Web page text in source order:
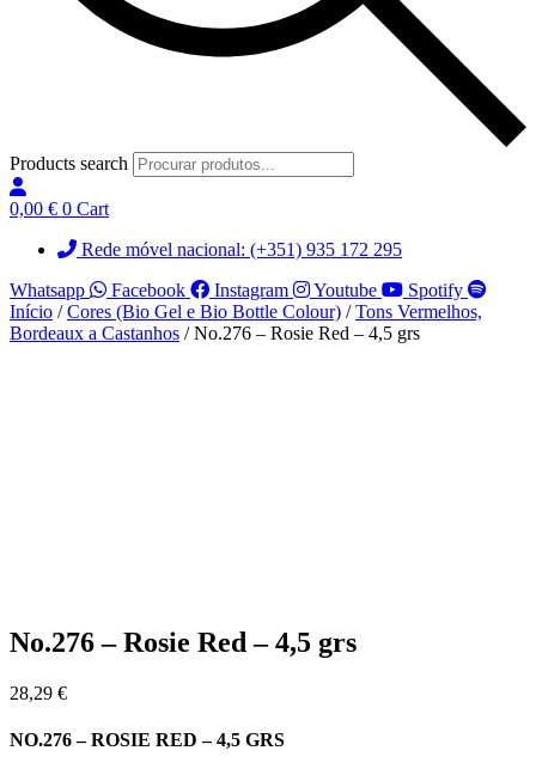
Products search
0,00 € 0 Cart
Rede móvel nacional: (+351) 935 172 295
Whatsapp
Facebook Instagram Youtube
Spotify
Início /Cores (Bio Gel e Bio Bottle Colour) /Tons Vermelhos,
Bordeaux a Castanhos / No.276 – Rosie Red – 4,5 grs
No.276 – Rosie Red – 4,5 grs
28,29 €
NO.276 – ROSIE RED – 4,5 GRS